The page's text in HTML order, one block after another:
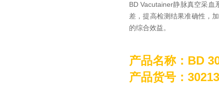
BD Vacutainer静脉真空采
差，提高检测结果准确性，
的综合效益。
产品名称： BD
产品货号：